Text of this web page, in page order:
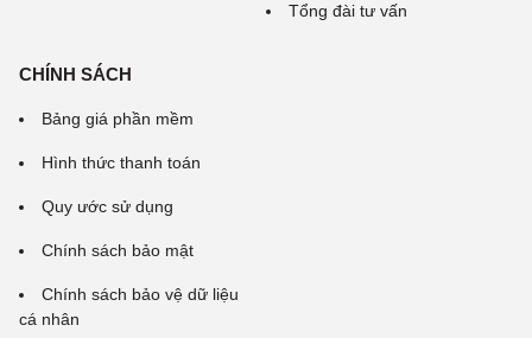
Tổng đài tư vấn
CHÍNH SÁCH
Bảng giá phần mềm
Hình thức thanh toán
Quy ước sử dụng
Chính sách bảo mật
Chính sách bảo vệ dữ liệu
cá nhân